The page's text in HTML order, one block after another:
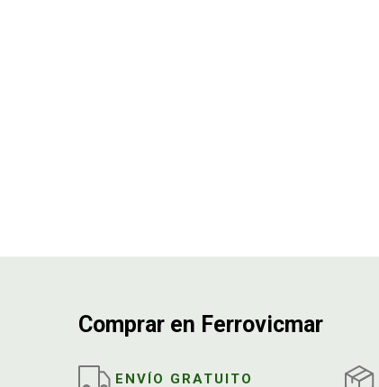
Comprar en Ferrovicmar
ENVÍO GRATUITO